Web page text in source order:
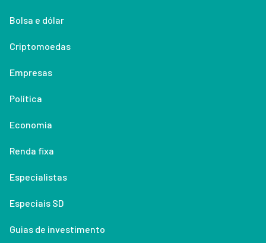
Bolsa e dólar
Criptomoedas
Empresas
Política
Economia
Renda fixa
Especialistas
Especiais SD
Guias de investimento